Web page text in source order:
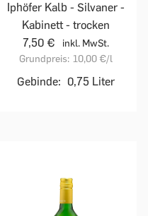
Iphöfer Kalb - Silvaner -
Kabinett - trocken
7,50 €
inkl. MwSt.
Grundpreis: 10,00 €/l
Gebinde: 0,75 Liter